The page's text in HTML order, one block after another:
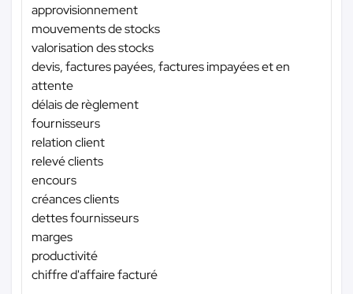
approvisionnement
mouvements de stocks
valorisation des stocks
devis, factures payées, factures impayées et en
attente
délais de règlement
fournisseurs
relation client
relevé clients
encours
créances clients
dettes fournisseurs
marges
productivité
chiffre d'affaire facturé